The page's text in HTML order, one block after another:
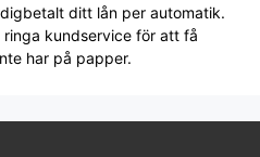
ditt lån per automatik.
kundservice för att få
har på papper.